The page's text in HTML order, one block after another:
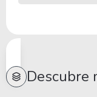
Descubre